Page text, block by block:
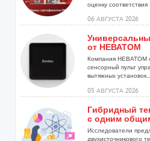
оценку соответствия ...
06 АВГУСТА 2026
от НЕВАТОМ
Компания НЕВАТОМ
сенсорный пульт
вытяжных установок...
05 АВГУСТА 2026
Гибридный
с одним
Исследователи
двухисточникового